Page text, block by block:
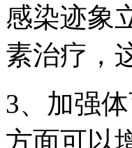
感染迹象
素治疗，
3、加强
方面可以